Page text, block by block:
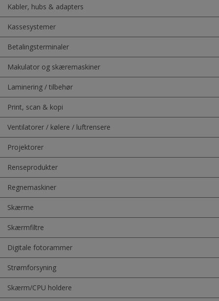
Kabler, hubs & adapters
Kassesystemer
Betalingsterminaler
Makulator og skæremaskiner
Laminering / tilbehør
Print, scan & kopi
Ventilatorer / kølere / luftrensere
Projektorer
Renseprodukter
Regnemaskiner
Skærme
Skærmfiltre
Digitale fotorammer
Strømforsyning
Skærm/CPU holdere